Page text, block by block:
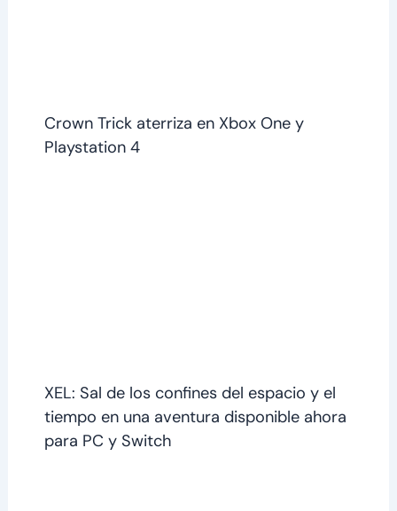
Crown Trick aterriza en Xbox One y
Playstation 4
XEL: Sal de los confines del espacio y el
tiempo en una aventura disponible ahora
para PC y Switch